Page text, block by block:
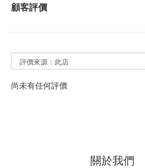
顧客評價
尚未有任何評價
關於我們